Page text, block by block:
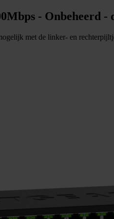
- Onbeheerd -
met de linker- en